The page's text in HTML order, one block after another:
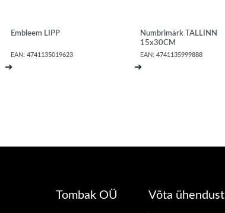
Embleem LIPP
EAN: 4741135019623
➔
Numbrimärk TALLINN
15x30CM
EAN: 4741135999888
➔
Tombak OÜ Võta ühendust